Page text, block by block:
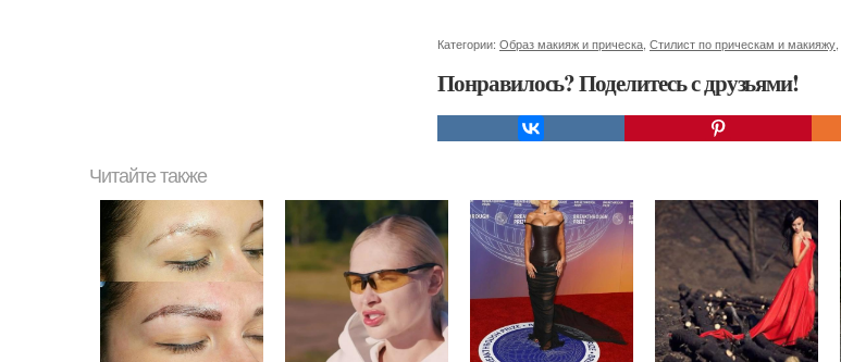
Категории: Образ макияж и прическа Стилист по прическам и макияжу
Понравилось? Поделитесь с друзьями!
Читайте также